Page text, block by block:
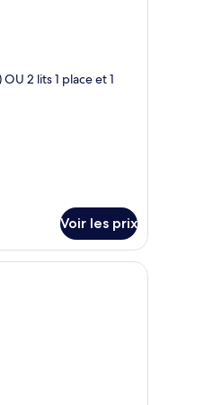
2 lits 1 place et 1
Voir les prix